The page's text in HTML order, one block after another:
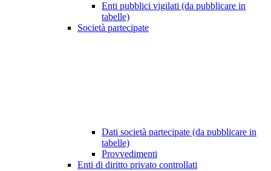
Enti pubblici vigilati (da pubblicare in
tabelle)
Società partecipate
Dati società partecipate (da pubblicare in
tabelle)
Provvedimenti
Enti di diritto privato controllati